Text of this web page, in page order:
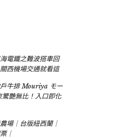
電鐵之難波搭車回
西機場交通就看這
戶牛排 Mouriya モー
驚艷無比！入口即化
場｜台版紐西蘭｜
｜